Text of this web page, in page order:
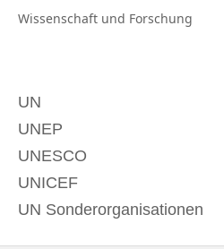
Wissenschaft und Forschung
UN
UNEP
UNESCO
UNICEF
UN Sonderorganisationen